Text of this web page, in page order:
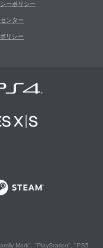
ーポリシー
ンター
リシー
Mark", "PlayStation", "PS5